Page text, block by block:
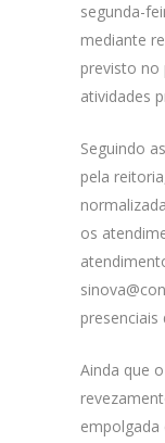
segunda-
mediante
previsto no
atividades
Seguindo
pela
os
presenciais
Ainda que